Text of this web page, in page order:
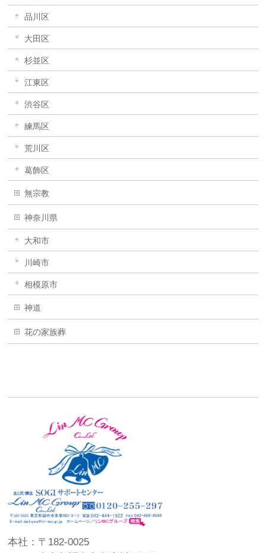
品川区
大田区
杉並区
江東区
渋谷区
練馬区
荒川区
葛飾区
無宗教
神奈川県
大和市
川崎市
相模原市
神道
花の家族葬
本社：〒182-0025